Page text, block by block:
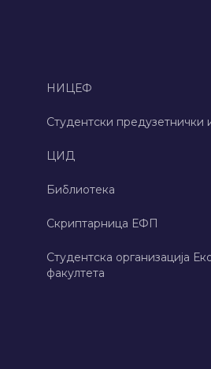
НИЦЕФ
Студентски предузетнички
ЦИД
Библиотека
Скриптарница ЕФП
Студентска организација
факултета